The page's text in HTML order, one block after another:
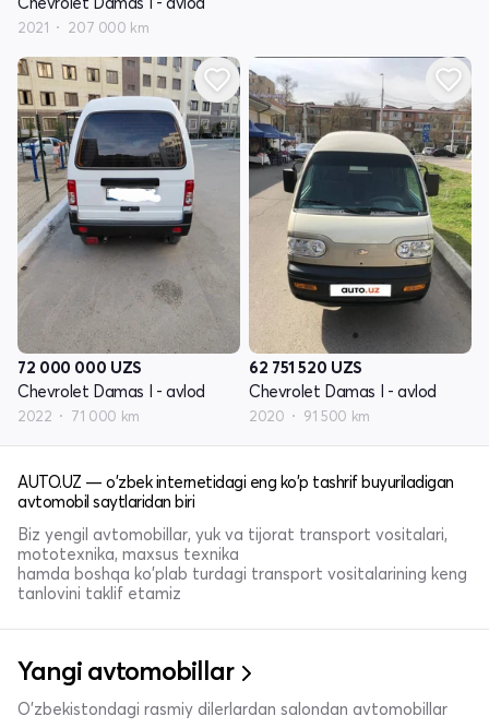
2021 207 000 km
72 000 000 UZS
Chevrolet Damas I - avlod
2022 71 000 km
62 751 520 UZS
Chevrolet Damas I - avlod
2020 91 500 km
AUTO.UZ — o'zbek internetidagi eng ko'p tashrif buyuriladigan
avtomobil saytlaridan biri
Biz yengil avtomobillar, yuk va tijorat transport vositalari,
mototexnika, maxsus texnika
hamda boshqa ko'plab turdagi transport vositalarining keng
tanlovini taklif etamiz
Yangi avtomobillar
O'zbekistondagi rasmiy dilerlardan salondan avtomobillar